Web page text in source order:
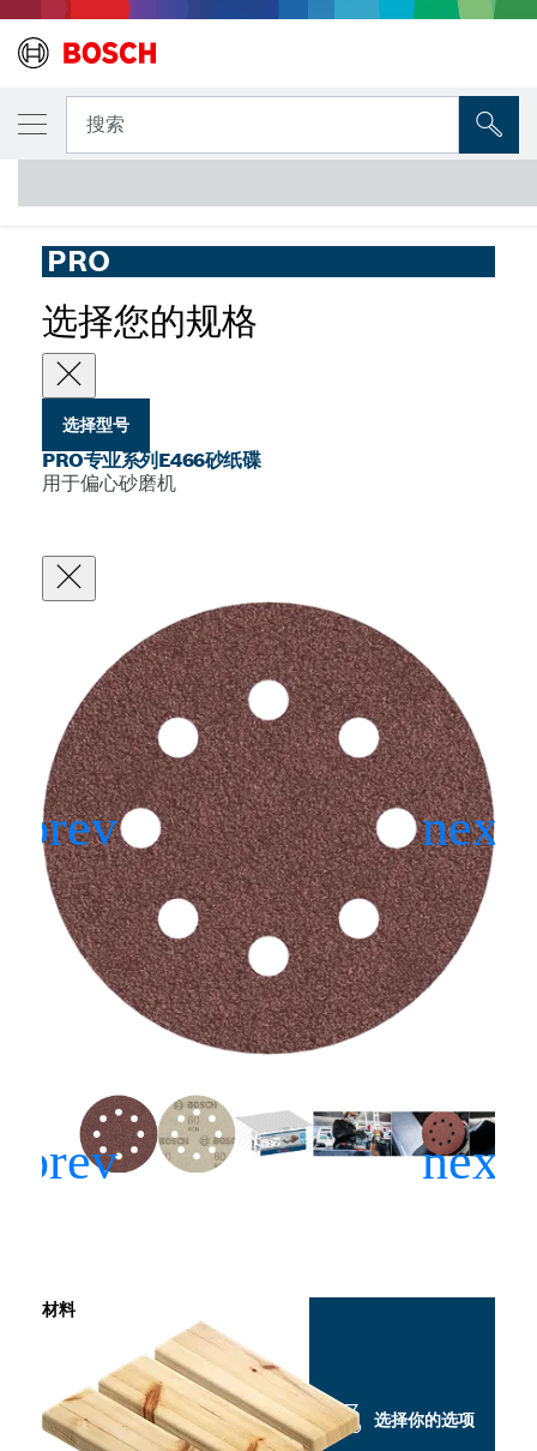
搜索
PRO
选择您的规格
选择型号
PRO专业系列E466砂纸碟
用于偏心砂磨机
材料
选择你的选项
您选择的型号
PRO专业系列E466砂纸碟